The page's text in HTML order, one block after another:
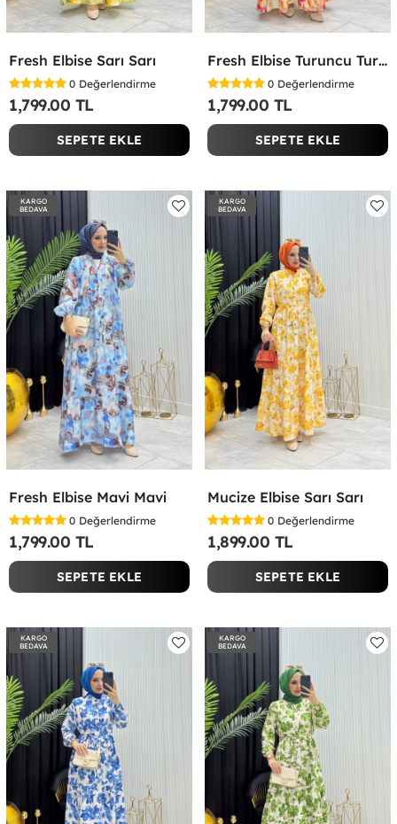
Fresh Elbise Sarı Sarı
0 Değerlendirme
1,799.00 TL
SEPETE EKLE
Fresh Elbise Turuncu Turuncu
0 Değerlendirme
1,799.00 TL
SEPETE EKLE
KARGO
BEDAVA
Fresh Elbise Mavi Mavi
0 Değerlendirme
1,799.00 TL
SEPETE EKLE
KARGO
BEDAVA
Mucize Elbise Sarı Sarı
0 Değerlendirme
1,899.00 TL
SEPETE EKLE
KARGO
BEDAVA
KARGO
BEDAVA